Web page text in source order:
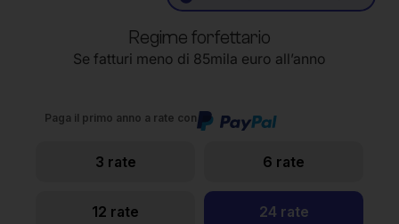
Regime forfettario
Se fatturi meno di 85mila euro all’anno
Paga il primo anno a rate con
3 rate 6 rate
12 rate 24 rate